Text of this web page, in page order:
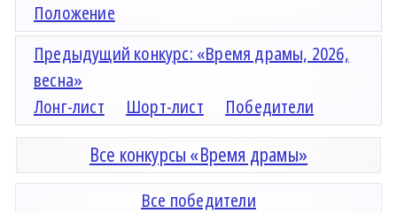
Положение
Предыдущий конкурс: «Время драмы, 2026,
весна»
Лонг-лист
Шорт-лист Победители
Все конкурсы «Время драмы»
Все победители